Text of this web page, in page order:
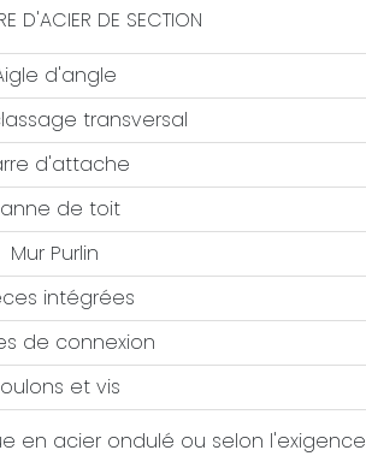
D'ACIER DE SECTION
d'angle
transversal
d'attache
de toit
Mur Purlin
intégrées
de connexion
et vis
en acier ondulé ou selon l'exigence